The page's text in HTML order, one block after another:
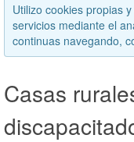
Utilizo cookies propias
servicios mediante el
continuas navegando,
Casas